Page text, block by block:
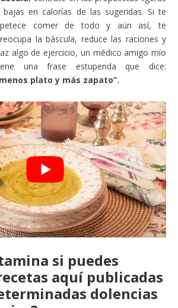
bajas en calorías de las sugeridas. Si te
comer de todo y aún así, te
la báscula, reduce las raciones y
algo de ejercicio, un médico amigo mío
una frase estupenda que dice:
plato y más zapato”.
si puedes
aquí publicadas
dolencias